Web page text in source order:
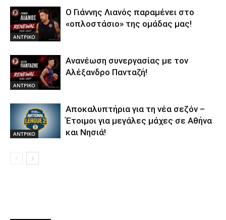
ΑΝTΡΙΚΟ
Ο Γιάννης Λιανός παραμένει στο
«οπλοστάσιο» της ομάδας μας!
ΑΝTΡΙΚΟ
Ανανέωση συνεργασίας με τον
Αλέξανδρο Πανταζή!
ΑΝTΡΙΚΟ
Αποκαλυπτήρια για τη νέα σεζόν –
Έτοιμοι για μεγάλες μάχες σε Αθήνα
και Νησιά!